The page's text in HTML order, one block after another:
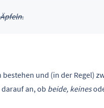
und (in der Regel)
an, ob beide, keines